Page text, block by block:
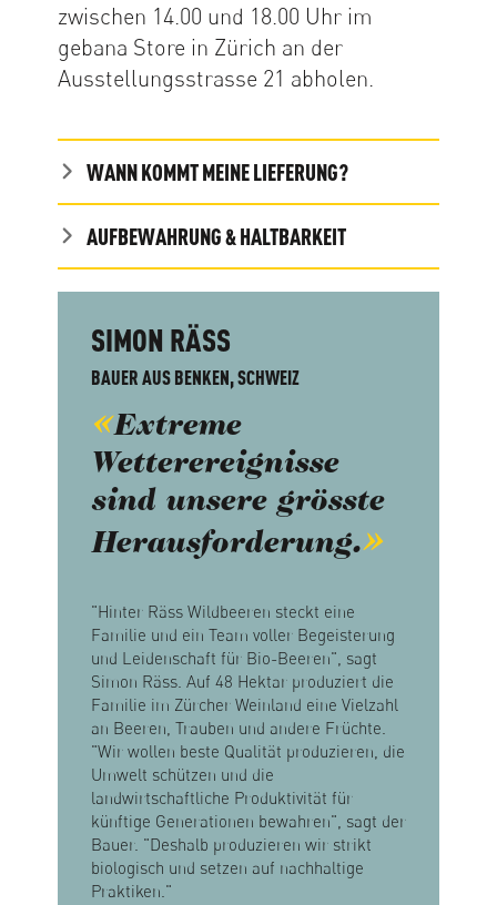
zwischen 14.00 und 18.00 Uhr im
gebana Store in Zürich an der
Ausstellungsstrasse 21 abholen.
WANN KOMMT MEINE LIEFERUNG?
AUFBEWAHRUNG & HALTBARKEIT
SIMON RÄSS
BAUER AUS BENKEN, SCHWEIZ
Extreme
Wetterereignisse
sind unsere grösste
Herausforderung.
"Hinter Räss Wildbeeren steckt eine
Familie und ein Team voller Begeisterung
und Leidenschaft für Bio-Beeren", sagt
Simon Räss. Auf 48 Hektar produziert die
Familie im Zürcher Weinland eine Vielzahl
an Beeren, Trauben und andere Früchte.
"Wir wollen beste Qualität produzieren, die
Umwelt schützen und die
landwirtschaftliche Produktivität für
künftige Generationen bewahren", sagt der
Bauer. "Deshalb produzieren wir strikt
biologisch und setzen auf nachhaltige
Praktiken."